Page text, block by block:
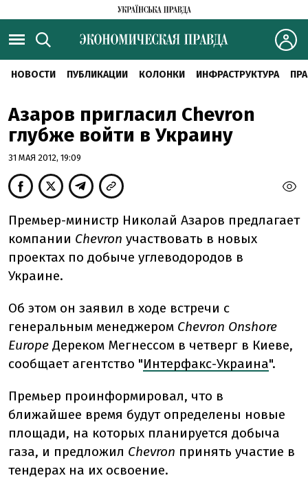
НОВОСТИ ПУБЛИКАЦИИ КОЛОНКИ ИНФРАСТРУКТУРА
Азаров пригласил Chevron
глубже войти в Украину
31 МАЯ 2012, 19:09
Премьер-министр Николай Азаров предлагает
компании Chevron участвовать в новых
проектах по добыче углеводородов в
Украине.
Об этом он заявил в ходе встречи с
генеральным менеджером Chevron Onshore
Europe Дереком Мегнессом в четверг в Киеве,
сообщает агентство "Интерфакс-Украина".
Премьер проинформировал, что в
ближайшее время будут определены новые
площади, на которых планируется добыча
газа, и предложил Chevron принять участие в
тендерах на их освоение.